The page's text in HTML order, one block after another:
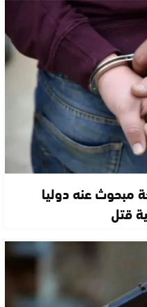
عنه دوليا
قتل